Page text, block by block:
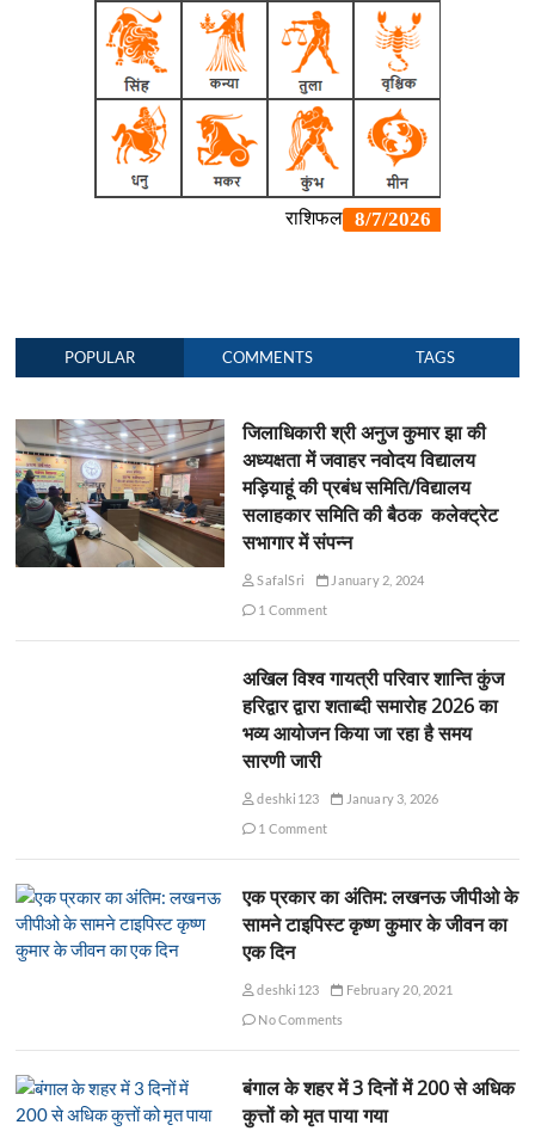
POPULAR COMMENTS TAGS
जिलाधिकारी श्री अनुज कुमार झा की
अध्यक्षता में जवाहर नवोदय विद्यालय
मड़ियाहूं की प्रबंध समिति/विद्यालय
सलाहकार समिति की बैठक कलेक्ट्रेट
सभागार में संपन्न
SafalSri
January 2, 2024
1 Comment
अखिल विश्व गायत्री परिवार शान्ति कुंज
हरिद्वार द्वारा शताब्दी समारोह 2026 का
भव्य आयोजन किया जा रहा है समय
सारणी जारी
deshki123
January 3, 2026
1 Comment
एक प्रकार का अंतिम: लखनऊ जीपीओ के
सामने टाइपिस्ट कृष्ण कुमार के जीवन का
एक दिन
deshki123
February 20, 2021
No Comments
बंगाल के शहर में 3 दिनों में 200 से अधिक
कुत्तों को मृत पाया गया